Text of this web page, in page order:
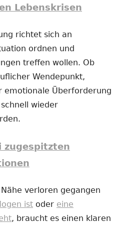
Lebenskrisen
richtet sich an
ordnen und
treffen wollen. Ob
Wendepunkt,
emotionale Überforderung
wieder
zugespitzten
verloren gegangen
ist oder eine
, braucht es einen klaren